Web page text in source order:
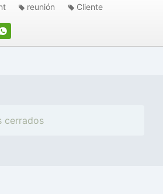
reunión Cliente
cerrados